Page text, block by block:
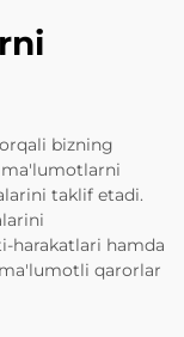
bizning
taklif etadi.
harakatlari hamda
qarorlar